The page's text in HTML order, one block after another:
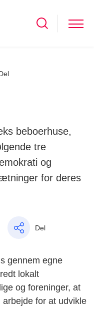
beboerhuse,
tre
og
for deres
Del
gennem egne
lokalt
og foreninger, at
for at udvikle